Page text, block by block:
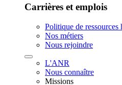
Carrières et emplois
Politique de ressources
Nos métiers
Nous rejoindre
L'ANR
Nous connaître
Missions